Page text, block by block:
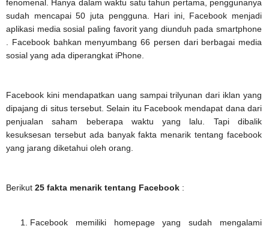
fenomenal. Hanya dalam waktu satu tahun pertama, penggunanya
sudah mencapai 50 juta pengguna. Hari ini, Facebook menjadi
aplikasi media sosial paling favorit yang diunduh pada smartphone
. Facebook bahkan menyumbang 66 persen dari berbagai media
sosial yang ada diperangkat iPhone.
Facebook kini mendapatkan uang sampai trilyunan dari iklan yang
dipajang di situs tersebut. Selain itu Facebook mendapat dana dari
penjualan saham beberapa waktu yang lalu. Tapi dibalik
kesuksesan tersebut ada banyak fakta menarik tentang facebook
yang jarang diketahui oleh orang.
Berikut 25 fakta menarik tentang Facebook :
Facebook memiliki homepage yang sudah mengalami